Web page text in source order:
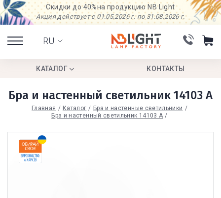
Скидки до 40%на продукцию NB Light
Акция действует с 01.05.2026 г. по 31.08.2026 г.
RU
КАТАЛОГ КОНТАКТЫ
Бра и настенный светильник 14103 А
Главная Каталог
Бра и настенные светильники
Бра и настенный светильник 14103 А